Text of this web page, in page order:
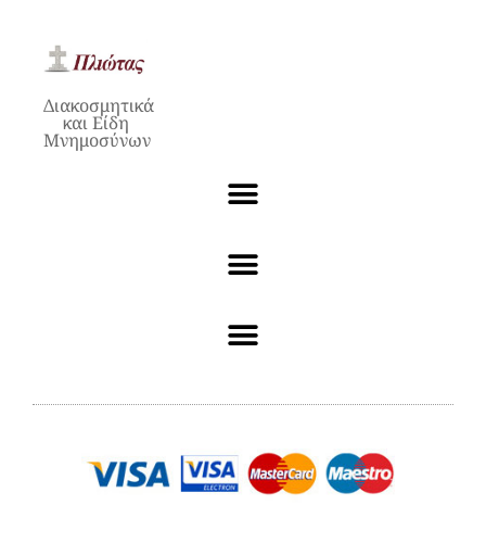
Διακοσμητικά
και Είδη
Μνημοσύνων